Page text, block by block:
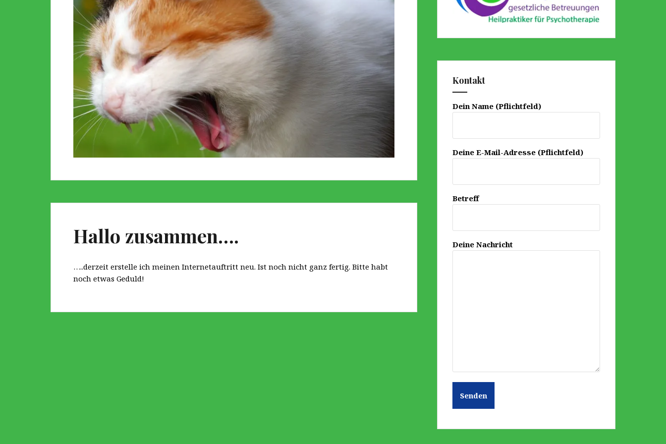
Hallo zusammen….
…..derzeit erstelle ich meinen Internetauftritt neu. Ist noch nicht ganz fertig. Bitte habt
noch etwas Geduld!
Kontakt
Dein Name (Pflichtfeld)
Deine E-Mail-Adresse (Pflichtfeld)
Betreff
Deine Nachricht